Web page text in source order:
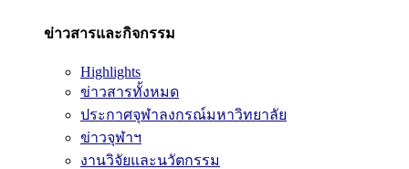
ข่าวสารและกิจกรรม
Highlights
ข่าวสารทั้งหมด
ประกาศจุฬาลงกรณ์มหาวิทยาลัย
ข่าวจุฬาฯ
งานวิจัยและนวัตกรรม